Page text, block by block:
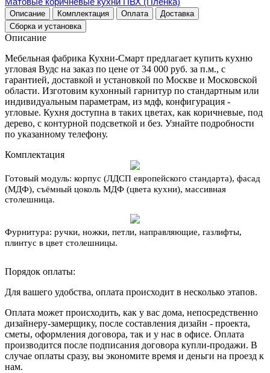
Описание Комплектация Оплата
Доставка
Сборка и установка
Описание
Мебельная фабрика Кухни-Смарт предлагает купить кухню
угловая Вудс на заказ по цене от 34 000 руб. за п.м., с
гарантией, доставкой и установкой по Москве и Московской
области. Изготовим кухонный гарнитур по стандартным или
индивидуальным параметрам, из мдф, конфигурация -
угловые. Кухня доступна в таких цветах, как коричневые, под
дерево, с контурной подсветкой и без. Узнайте подробности
по указанному телефону.
Комплектация
Готовый модуль: корпус (ЛДСП европейского стандарта), фасад
(МДФ), съёмный цоколь МДФ (цвета кухни), массивная
столешница.
Фурнитура: ручки, ножки, петли, направляющие, газлифты,
плинтус в цвет столешницы.
Порядок оплаты:
Для вашего удобства, оплата происходит в несколько этапов.
Оплата может происходить, как у вас дома, непосредственно
дизайнеру-замерщику, после составления дизайн - проекта,
сметы, оформления договора, так и у нас в офисе. Оплата
производится после подписания договора купли-продажи. В
случае оплаты сразу, вы экономите время и деньги на проезд к
нам.